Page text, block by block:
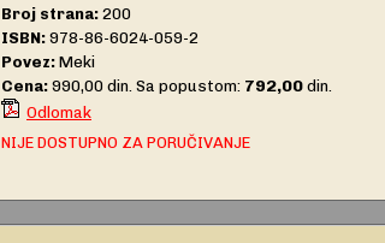
Broj strana: 200
ISBN: 978-86-6024-059-2
Povez: Meki
Cena: 990,00 din. Sa popustom: 792,00 din.
Odlomak
NIJE DOSTUPNO ZA PORUČIVANJE